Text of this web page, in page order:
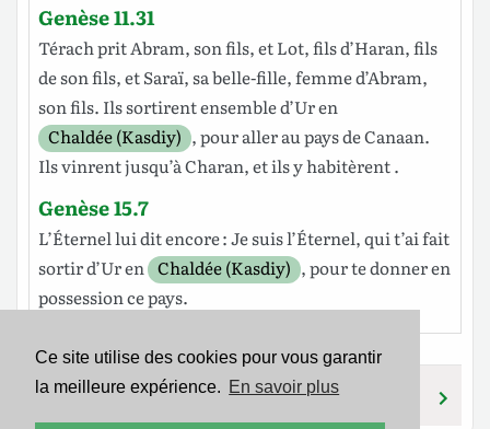
Ce site utilise des cookies pour vous garantir
la meilleure expérience. En savoir plus
Genèse 11.31
TérachpritAbram, sonfils, etLot,filsd’Haran,fils
de sonfils, etSaraï, sabelle-fille,femmed’Abram,
sonfils. Ilssortirentensembled’Uren
Chaldée (Kasdiy) , pouralleraupaysdeCanaan.
Ilsvinrentjusqu’àCharan, et ils yhabitèrent.
Genèse 15.7
L’Éternel luiditencore : Je suisl’Éternel, qui t’ai fait
sortird’Uren Chaldée (Kasdiy) , pour tedonneren
possessioncepays.
KESED